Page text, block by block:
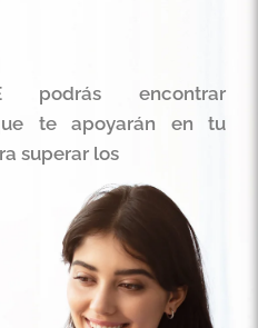
podrás encontrar
te apoyarán en tu
superar los